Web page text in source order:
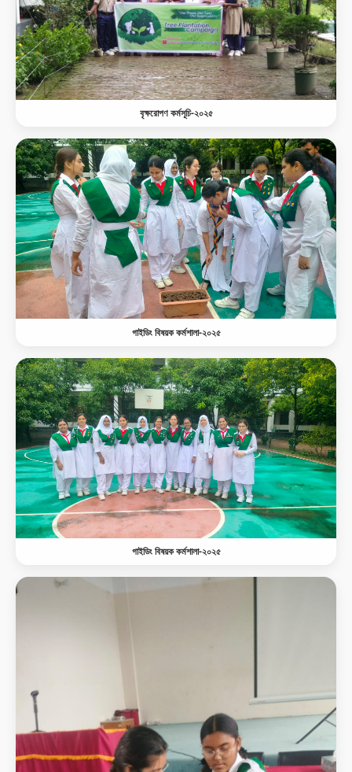
বৃক্ষরোপণ কর্মসূচি-২০২৫
গাইডিং বিষয়ক কর্মশালা-২০২৫
গাইডিং বিষয়ক কর্মশালা-২০২৫